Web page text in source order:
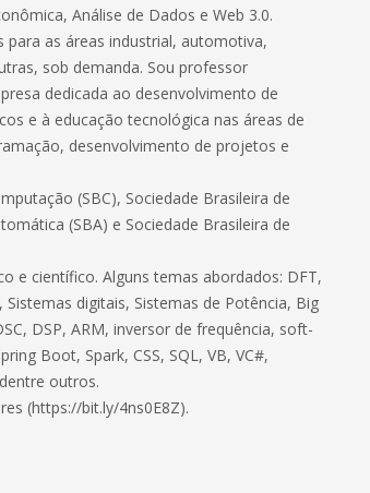
Análise de Dados e Web 3.0.
as áreas industrial, automotiva,
sob demanda. Sou professor
dedicada ao desenvolvimento de
e à educação tecnológica nas áreas de
desenvolvimento de projetos e
(SBC), Sociedade Brasileira de
(SBA) e Sociedade Brasileira de
e científico. Alguns temas abordados: DFT,
Sistemas digitais, Sistemas de Potência, Big
DSP, ARM, inversor de frequência, soft-
Boot, Spark, CSS, SQL, VB, VC#,
outros.
(https://bit.ly/4ns0E8Z).